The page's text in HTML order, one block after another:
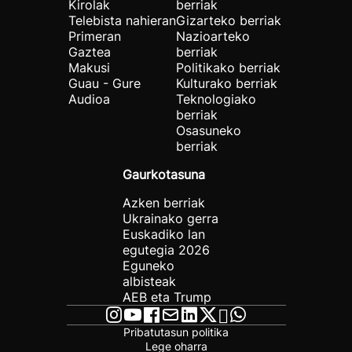
Kirolak
Telebista nahieran
Primeran
Gaztea
Makusi
Guau - Gure
Audioa
berriak
Gizarteko berriak
Nazioarteko
berriak
Politikako berriak
Kulturako berriak
Teknologiako
berriak
Osasuneko
berriak
Gaurkotasuna
Azken berriak
Ukrainako gerra
Euskadiko lan
egutegia 2026
Eguneko
albisteak
AEB eta Trump
Pribatutasun politika
Lege oharra